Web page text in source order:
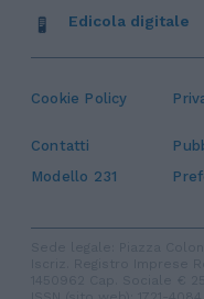
Cookie Policy
Contatti
Modello 231
Edicola digitale